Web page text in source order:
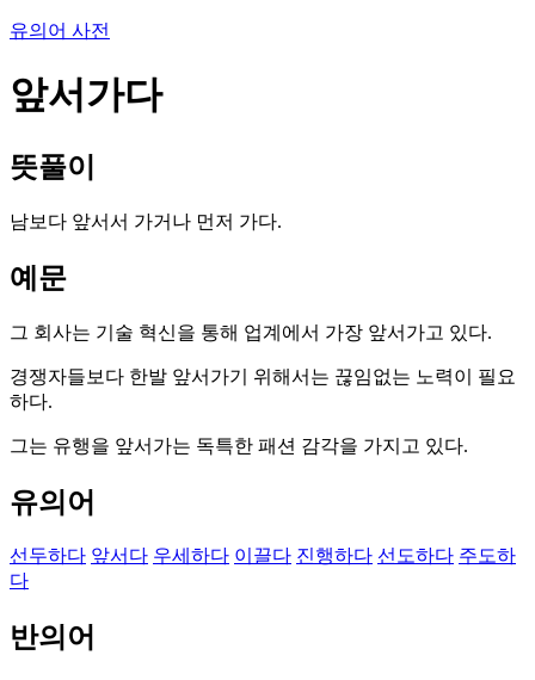
유의어 사전
앞서가다
뜻풀이
남보다 앞서서 가거나 먼저 가다.
예문
그 회사는 기술 혁신을 통해 업계에서 가장 앞서가고 있다.
경쟁자들보다 한발 앞서가기 위해서는 끊임없는 노력이 필요
하다.
그는 유행을 앞서가는 독특한 패션 감각을 가지고 있다.
유의어
선두하다 앞서다 우세하다 이끌다 진행하다 선도하다 주도하
다
반의어